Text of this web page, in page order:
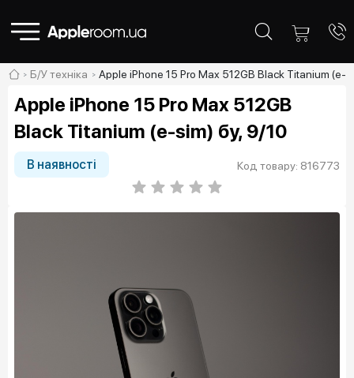
Б/У техніка Apple iPhone 15 Pro Max 512GB Black Titanium (e-
Apple iPhone 15 Pro Max 512GB
Black Titanium (e-sim) бу, 9/10
В наявності Код товару: 816773